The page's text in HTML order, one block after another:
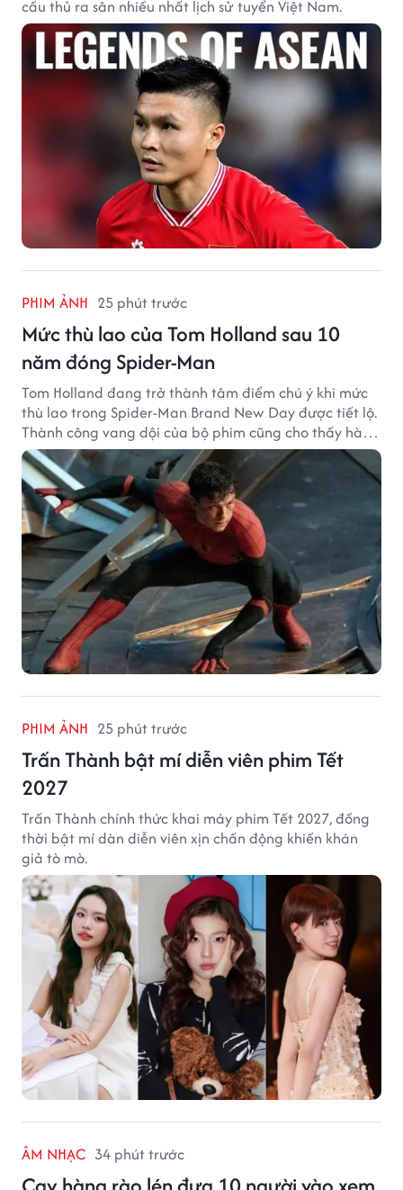
cầu thủ ra sân nhiều nhất lịch sử tuyển Việt Nam.
PHIM ẢNH 25 phút trước
Mức thù lao của Tom Holland sau 10
năm đóng Spider-Man
Tom Holland đang trở thành tâm điểm chú ý khi mức
thù lao trong Spider-Man Brand New Day được tiết lộ.
Thành công vang dội của bộ phim cũng cho thấy hành
trình thăng hạng đáng chú ý của nam diễn viên sau
một thập kỷ gắn bó với vai Người Nhện.
PHIM ẢNH 25 phút trước
Trấn Thành bật mí diễn viên phim Tết
2027
Trấn Thành chính thức khai máy phim Tết 2027, đồng
thời bật mí dàn diễn viên xịn chấn động khiến khán
giả tò mò.
ÂM NHẠC 34 phút trước